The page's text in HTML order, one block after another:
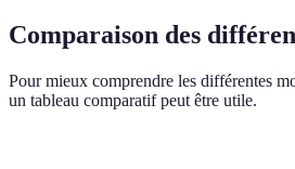
Comparaison des
Pour mieux comprendre les différentes
un tableau comparatif peut être utile.